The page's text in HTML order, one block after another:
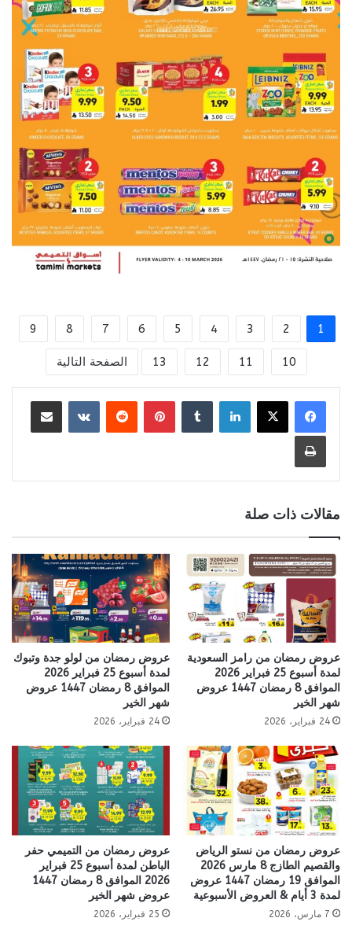
1
2
3
4
5
6
7
8
9
10
11
12
13 الصفحة التالية
لينكدإن بينتيريست مشاركة عبر البريد
طباعة
مقالات ذات صلة
عروض رمضان من رامز السعودية
لمدة أسبوع 25 فبراير 2026
الموافق 8 رمضان 1447 عروض
شهر الخير
24 فبراير، 2026
عروض رمضان من لولو جدة وتبوك
لمدة أسبوع 25 فبراير 2026
الموافق 8 رمضان 1447 عروض
شهر الخير
24 فبراير، 2026
عروض رمضان من نستو الرياض
والقصيم الطازج 8 مارس 2026
الموافق 19 رمضان 1447 عروض
لمدة 3 أيام & العروض الأسبوعية
7 مارس، 2026
عروض رمضان من التميمي حفر
الباطن لمدة أسبوع 25 فبراير
2026 الموافق 8 رمضان 1447
عروض شهر الخير
25 فبراير، 2026